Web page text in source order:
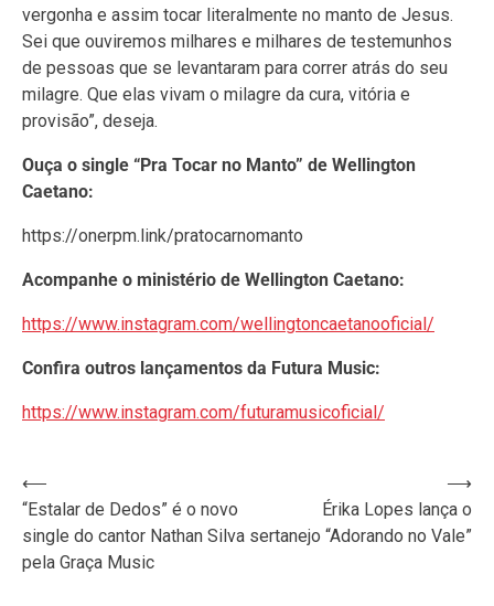
vergonha e assim tocar literalmente no manto de Jesus.
Sei que ouviremos milhares e milhares de testemunhos
de pessoas que se levantaram para correr atrás do seu
milagre. Que elas vivam o milagre da cura, vitória e
provisão”, deseja.
Ouça o single “Pra Tocar no Manto” de Wellington
Caetano:
https://onerpm.link/pratocarnomanto
Acompanhe o ministério de Wellington Caetano:
https://www.instagram.com/wellingtoncaetanooficial/
Confira outros lançamentos da Futura Music:
https://www.instagram.com/futuramusicoficial/
Navegação
de
Post
⟵
“Estalar de Dedos” é o novo
single do cantor Nathan Silva
pela Graça Music
Érika Lopes lança o
sertanejo “Adorando no Vale”
⟶